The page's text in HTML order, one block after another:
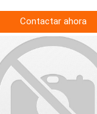
Contactar ahora